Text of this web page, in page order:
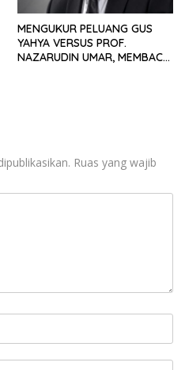
MENGUKUR PELUANG GUS
YAHYA VERSUS PROF.
NAZARUDIN UMAR, MEMBACA
Ruas yang wajib